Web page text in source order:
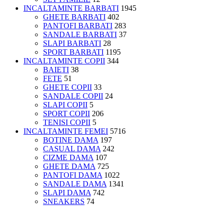
INCALTAMINTE BARBATI 1945
GHETE BARBATI 402
PANTOFI BARBATI 283
SANDALE BARBATI 37
SLAPI BARBATI 28
SPORT BARBATI 1195
INCALTAMINTE COPII 344
BAIETI 38
FETE 51
GHETE COPII 33
SANDALE COPII 24
SLAPI COPII 5
SPORT COPII 206
TENISI COPII 5
INCALTAMINTE FEMEI 5716
BOTINE DAMA 197
CASUAL DAMA 242
CIZME DAMA 107
GHETE DAMA 725
PANTOFI DAMA 1022
SANDALE DAMA 1341
SLAPI DAMA 742
SNEAKERS 74